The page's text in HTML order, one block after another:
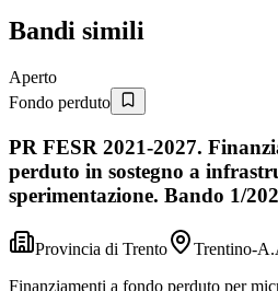
Bandi simili
Aperto
Fondo perduto
PR FESR 2021-2027.
perduto in sostegno a
sperimentazione. Bando 1/
Provincia di Trento
Trentino-
Finanziamenti a fondo perduto per